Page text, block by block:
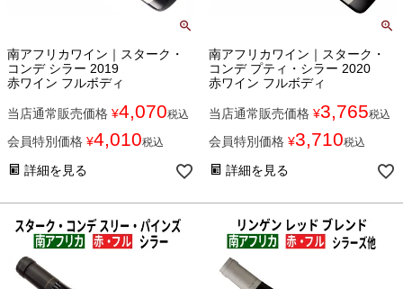
南アフリカワイン｜スターク・
コンデ シラー 2019
赤ワイン フルボディ
当店通常販売価格 ¥4,070税込
会員特別価格 ¥4,010税込
詳細を見る
南アフリカワイン｜スターク・
コンデ プティ・シラー 2020
赤ワイン フルボディ
当店通常販売価格 ¥3,765税込
会員特別価格 ¥3,710税込
詳細を見る